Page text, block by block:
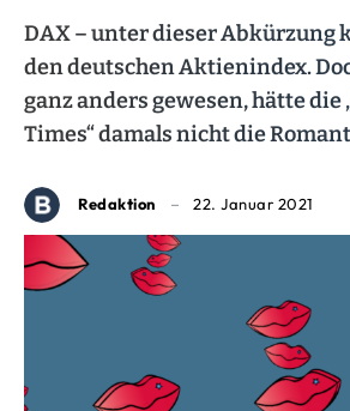
DAX – unter dieser Abkürzung
den deutschen Aktienindex.
ganz anders gewesen, hätte die
Times“ damals nicht die
Redaktion 22. Januar 2021